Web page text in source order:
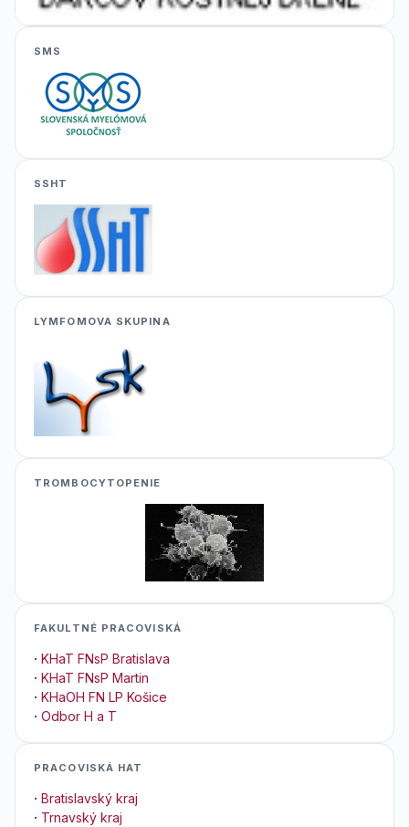
SMS
SSHT
LYMFOMOVA SKUPINA
TROMBOCYTOPENIE
FAKULTNÉ PRACOVISKÁ
· KHaT FNsP Bratislava
· KHaT FNsP Martin
· KHaOH FN LP Košice
· Odbor H a T
PRACOVISKÁ HAT
· Bratislavský kraj
· Trnavský kraj